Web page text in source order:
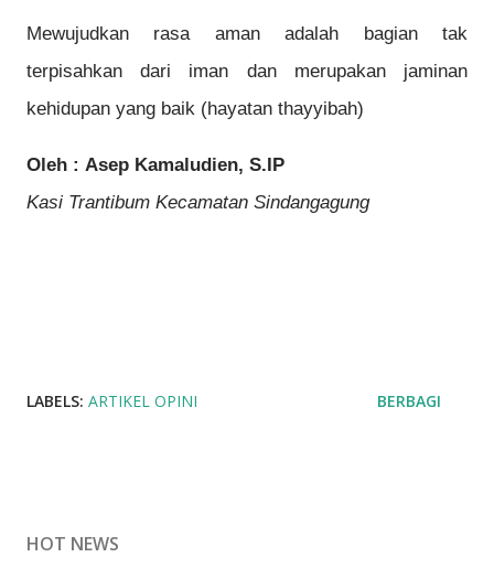
Mewujudkan rasa aman adalah bagian tak
terpisahkan dari iman dan merupakan jaminan
kehidupan yang baik (hayatan thayyibah)
Oleh : Asep Kamaludien, S.IP
Kasi Trantibum Kecamatan Sindangagung
LABELS: ARTIKEL OPINI BERBAGI
HOT NEWS